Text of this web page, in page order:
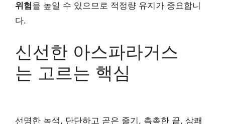
위험을 높일 수 있으므로 적정량 유지가 중요합니
다.
신선한 아스파라거스
는 고르는 핵심
선명한 녹색, 단단하고 곧은 줄기, 촉촉한 끝, 상쾌